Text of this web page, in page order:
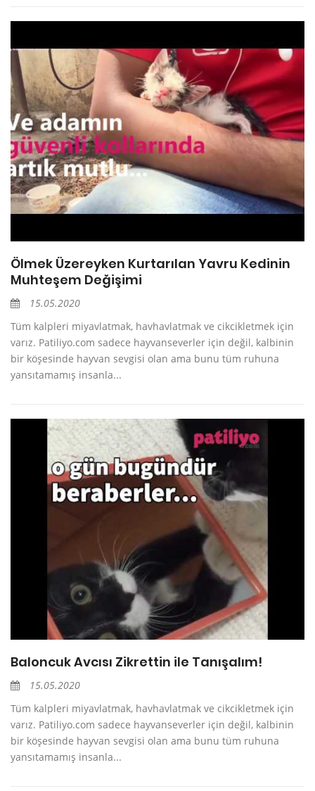
Ölmek Üzereyken Kurtarılan Yavru Kedinin
Muhteşem Değişimi
15.05.2020
Tüm kalpleri miyavlatmak, havhavlatmak ve cikcikletmek için
varız. Patiliyo.com sadece hayvanseverler için değil, kalbinin
bir köşesinde hayvan sevgisi olan ama bunu tüm ruhuna
yansıtamamış insanla...
Baloncuk Avcısı Zikrettin ile Tanışalım!
15.05.2020
Tüm kalpleri miyavlatmak, havhavlatmak ve cikcikletmek için
varız. Patiliyo.com sadece hayvanseverler için değil, kalbinin
bir köşesinde hayvan sevgisi olan ama bunu tüm ruhuna
yansıtamamış insanla...